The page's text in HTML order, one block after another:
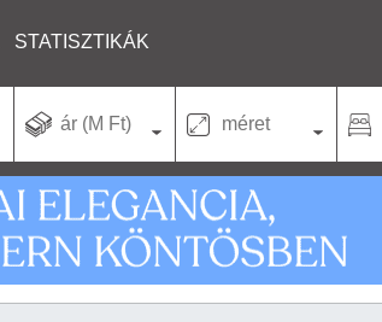
STATISZTIKÁK
ár (M Ft) méret